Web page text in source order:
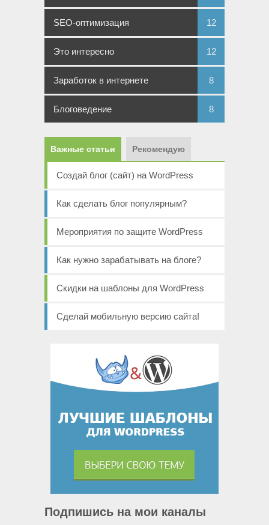
SEO-оптимизация 12
Это интересно 12
Заработок в интернете 8
Блоговедение 8
Важные статьи Рекомендую
Создай блог (сайт) на WordPress
Как сделать блог популярным?
Мероприятия по защите WordPress
Как нужно зарабатывать на блоге?
Скидки на шаблоны для WordPress
Сделай мобильную версию сайта!
Подпишись на мои каналы